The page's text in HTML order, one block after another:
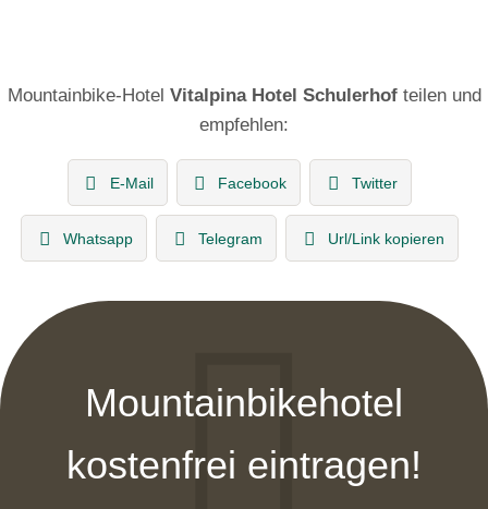
Mountainbike-Hotel Vitalpina Hotel Schulerhofteilen und
empfehlen:
E-Mail Facebook Twitter
Whatsapp Telegram Url/Link kopieren
Mountainbikehotel
kostenfrei eintragen!